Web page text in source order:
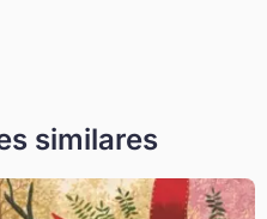
similares